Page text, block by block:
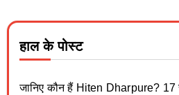
हाल के पोस्ट
जानिए कौन हैं Hiten Dharpure? 17